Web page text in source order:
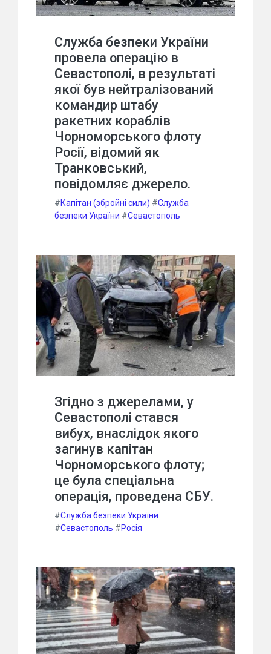
Служба безпеки України
провела операцію в
Севастополі, в результаті
якої був нейтралізований
командир штабу
ракетних кораблів
Чорноморського флоту
Росії, відомий як
Транковський,
повідомляє джерело.
#Капітан (збройні сили) #Служба
безпеки України #Севастополь
Згідно з джерелами, у
Севастополі стався
вибух, внаслідок якого
загинув капітан
Чорноморського флоту;
це була спеціальна
операція, проведена СБУ.
#Служба безпеки України
#Севастополь #Росія